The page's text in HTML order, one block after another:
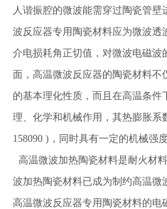
人谐振腔的微波能需穿过陶瓷管
波反应器专用陶瓷材料应为微波透
介电损耗角正切值，对微波电磁波
面，高温微波反应器的陶瓷材料
的基本理化性质，而且在高温条件
理、化学和机械作用，其热膨胀系
158090 )，同时具有一定的机械强度
高温微波加热陶瓷材料是耐火材
波加热陶瓷材料已成为制约高温微
高温微波反应器专用陶瓷材料的